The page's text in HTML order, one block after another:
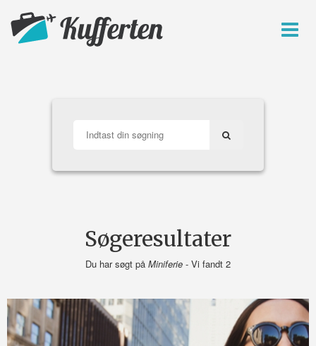
Søgeresultater
Du har søgt på Miniferie - Vi fandt 2